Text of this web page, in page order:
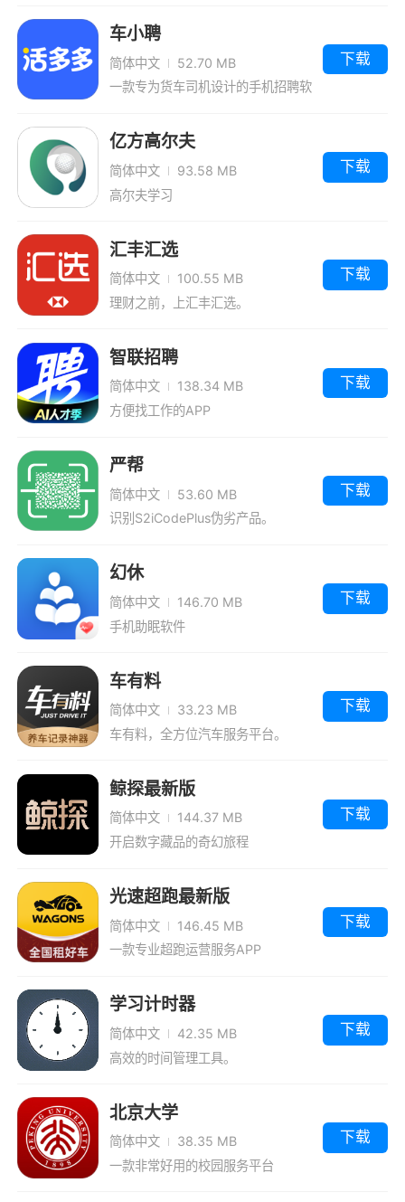
车小聘
简体中文
52.70 MB
一款专为货车司机设计的手机招聘软
下载
亿方高尔夫
简体中文
93.58 MB
高尔夫学习
下载
汇丰汇选
简体中文
100.55 MB
理财之前，上汇丰汇选。
下载
智联招聘
简体中文
138.34 MB
方便找工作的APP
下载
严帮
简体中文
53.60 MB
识别S2iCodePlus伪劣产品。
下载
幻休
简体中文
146.70 MB
手机助眠软件
下载
车有料
简体中文
33.23 MB
车有料，全方位汽车服务平台。
下载
鲸探最新版
简体中文
144.37 MB
开启数字藏品的奇幻旅程
下载
光速超跑最新版
简体中文
146.45 MB
一款专业超跑运营服务APP
下载
学习计时器
简体中文
42.35 MB
高效的时间管理工具。
下载
北京大学
简体中文
38.35 MB
一款非常好用的校园服务平台
下载